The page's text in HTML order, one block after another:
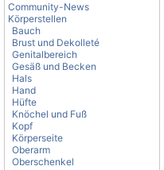
Community-News
Körperstellen
Bauch
Brust und Dekolleté
Genitalbereich
Gesäß und Becken
Hals
Hand
Hüfte
Knöchel und Fuß
Kopf
Körperseite
Oberarm
Oberschenkel